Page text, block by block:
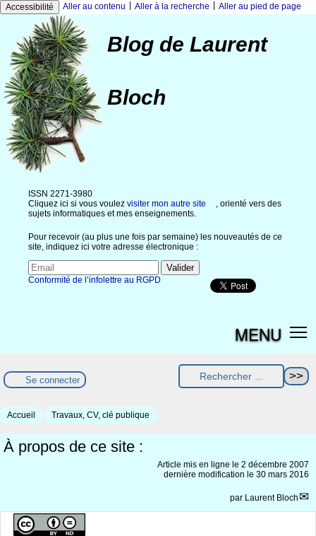
Accessibilité Aller au contenu Aller à la recherche Aller au pied de page
Blog de Laurent
Bloch
ISSN 2271-3980
Cliquez ici si vous voulez visiter mon autre site
, orienté vers des
sujets informatiques et mes enseignements.
Pour recevoir (au plus une fois par semaine) les nouveautés de ce
site, indiquez ici votre adresse électronique :
Conformité de l’infolettre au RGPD
MENU
Se connecter
Accueil Travaux, CV, clé publique
À propos de ce site :
Article mis en ligne le 2 décembre 2007
dernière modification le 30 mars 2016
par Laurent Bloch